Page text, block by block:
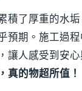
積了厚重的水
預期。施工過
讓人感受到安心
真的物超所值！